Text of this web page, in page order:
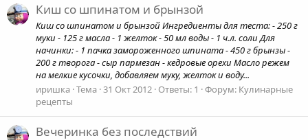
Киш со шпинатом и брынзой
Киш со шпинатом и брынзой Ингредиенты для теста: - 250 г
муки - 125 г масла - 1 желток - 50 мл воды - 1 ч.л. соли Для
начинки: - 1 пачка замороженного шпината - 450 г брынзы -
200 г творога - сыр пармезан - кедровые орехи Масло режем
на мелкие кусочки, добавляем муку, желток и воду...
иришка Тема 31 Окт 2012 Ответы: 1 Форум: Кулинарные
рецепты
Вечеринка без последствий